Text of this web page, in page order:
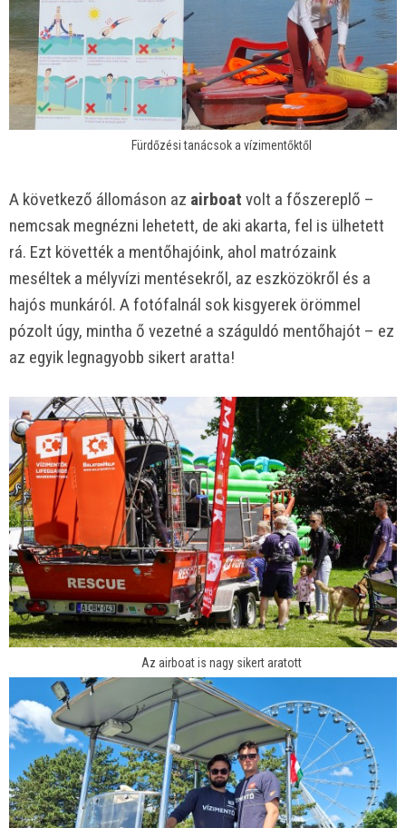
Fürdőzési tanácsok a vízimentőktől
A következő állomáson az airboat volt a főszereplő –
nemcsak megnézni lehetett, de aki akarta, fel is ülhetett
rá. Ezt követték a mentőhajóink, ahol matrózaink
meséltek a mélyvízi mentésekről, az eszközökről és a
hajós munkáról. A fotófalnál sok kisgyerek örömmel
pózolt úgy, mintha ő vezetné a száguldó mentőhajót – ez
az egyik legnagyobb sikert aratta!
Az airboat is nagy sikert aratott